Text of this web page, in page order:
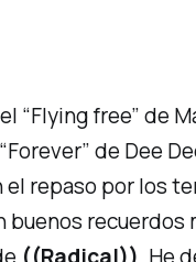
free” de
de Dee
repaso por los
buenos